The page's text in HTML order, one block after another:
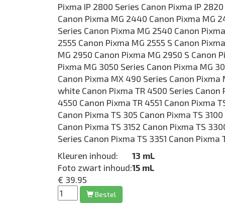
Pixma IP 2800 Series Canon Pixma IP
Canon Pixma MG 2440 Canon Pixma MG
Series Canon Pixma MG 2540 Canon
2555 Canon Pixma MG 2555 S Canon
MG 2950 Canon Pixma MG 2950 S Canon
Pixma MG 3050 Series Canon Pixma MG
Canon Pixma MX 490 Series Canon
white Canon Pixma TR 4500 Series Canon
4550 Canon Pixma TR 4551 Canon Pixma
Canon Pixma TS 305 Canon Pixma TS
Canon Pixma TS 3152 Canon Pixma TS
Series Canon Pixma TS 3351 Canon Pixma
Kleuren inhoud:
13 mL
Foto zwart inhoud:15 mL
€ 39.95
Bestel